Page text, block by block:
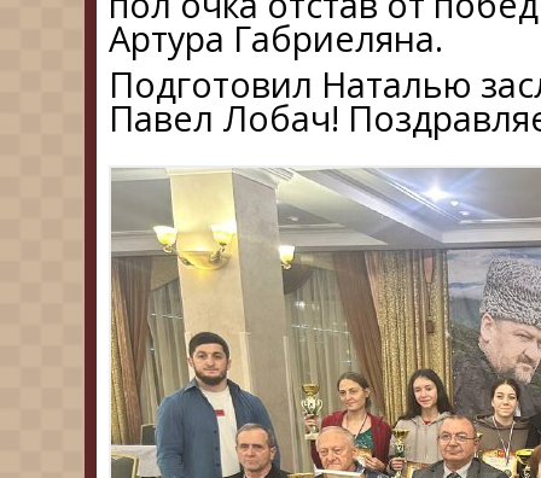
Артура Габриеляна.
Подготовил Наталью
Павел Лобач!